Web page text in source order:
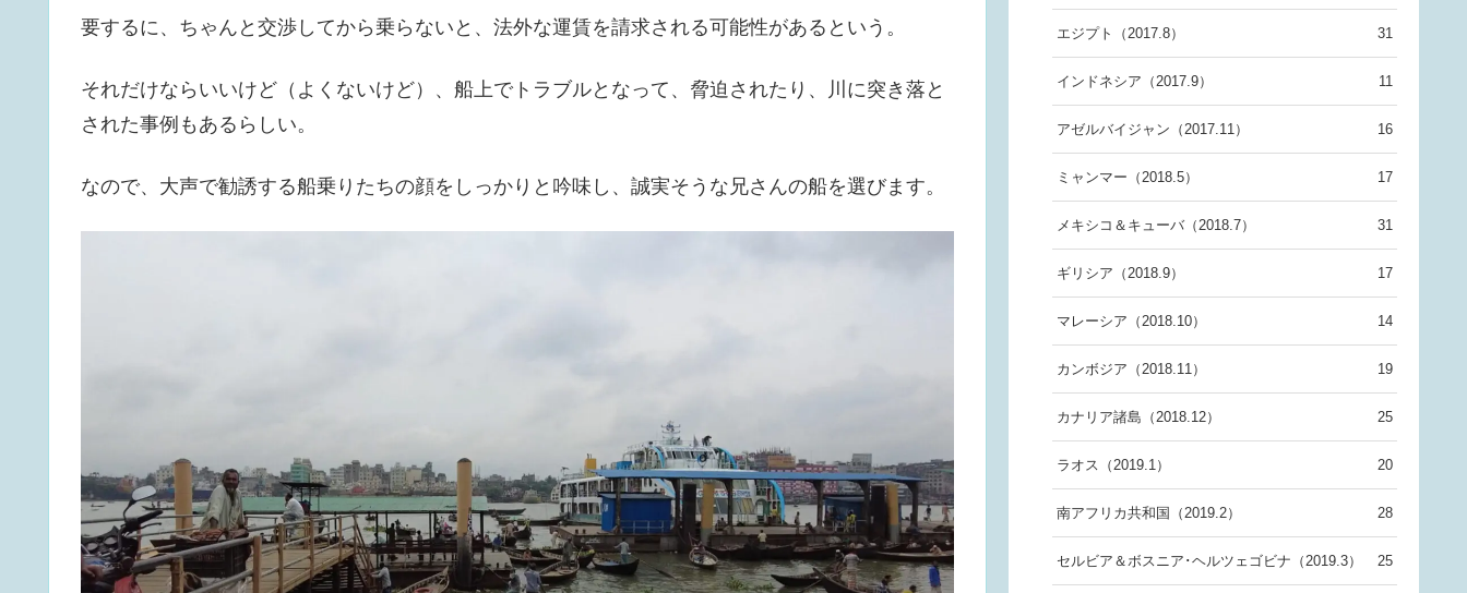
要するに、ちゃんと交渉してから乗らないと、法外な運賃を請求される可能性があるという。
それだけならいいけど（よくないけど）、船上でトラブルとなって、脅迫されたり、川に突き落と
された事例もあるらしい。
なので、大声で勧誘する船乗りたちの顔をしっかりと吟味し、誠実そうな兄さんの船を選びます。
エジプト（2017.8） 31
インドネシア（2017.9） 11
アゼルバイジャン（2017.11） 16
ミャンマー（2018.5） 17
メキシコ＆キューバ（2018.7） 31
ギリシア（2018.9） 17
マレーシア（2018.10） 14
カンボジア（2018.11） 19
カナリア諸島（2018.12） 25
ラオス（2019.1） 20
南アフリカ共和国（2019.2） 28
セルビア＆ボスニア･ヘルツェゴビナ（2019.3） 25